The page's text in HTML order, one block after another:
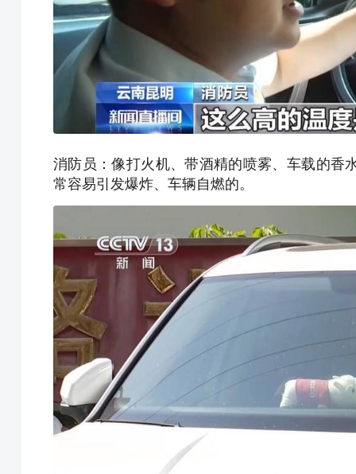
消防员：像打火机、带酒精的喷雾、车载的香
常容易引发爆炸、车辆自燃的。